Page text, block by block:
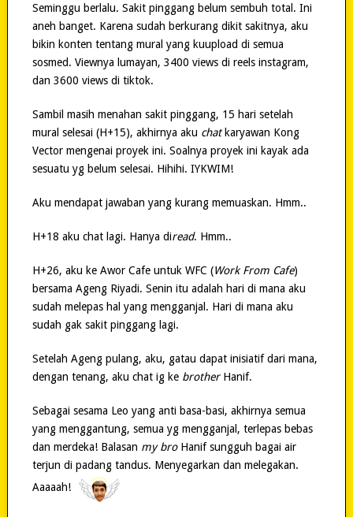
Seminggu berlalu. Sakit pinggang belum sembuh total. Ini
aneh banget. Karena sudah berkurang dikit sakitnya, aku
bikin konten tentang mural yang kuupload di semua
sosmed. Viewnya lumayan, 3400 views di reels instagram,
dan 3600 views di tiktok.
Sambil masih menahan sakit pinggang, 15 hari setelah
mural selesai (H+15), akhirnya aku chatkaryawan Kong
Vector mengenai proyek ini. Soalnya proyek ini kayak ada
sesuatu yg belum selesai. Hihihi. IYKWIM!
Aku mendapat jawaban yang kurang memuaskan. Hmm..
H+18 aku chat lagi. Hanya diread. Hmm..
H+26, aku ke Awor Cafe untuk WFC (Work From Cafe)
bersama Ageng Riyadi. Senin itu adalah hari di mana aku
sudah melepas hal yang mengganjal. Hari di mana aku
sudah gak sakit pinggang lagi.
Setelah Ageng pulang, aku, gatau dapat inisiatif dari mana,
dengan tenang, aku chat ig ke brotherHanif.
Sebagai sesama Leo yang anti basa-basi, akhirnya semua
yang menggantung, semua yg mengganjal, terlepas bebas
dan merdeka! Balasan my broHanif sungguh bagai air
terjun di padang tandus. Menyegarkan dan melegakan.
Aaaaah!